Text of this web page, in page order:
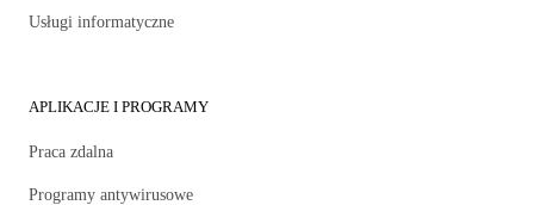
Usługi informatyczne
APLIKACJE I PROGRAMY
Praca zdalna
Programy antywirusowe